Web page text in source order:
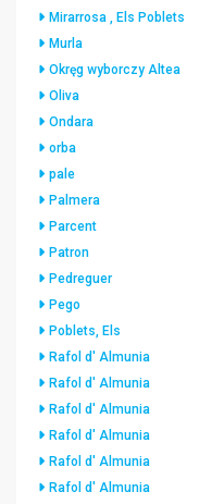
Mirarrosa , Els Poblets
Murla
Okręg wyborczy Altea
Oliva
Ondara
orba
pale
Palmera
Parcent
Patron
Pedreguer
Pego
Poblets, Els
Rafol d' Almunia
Rafol d' Almunia
Rafol d' Almunia
Rafol d' Almunia
Rafol d' Almunia
Rafol d' Almunia